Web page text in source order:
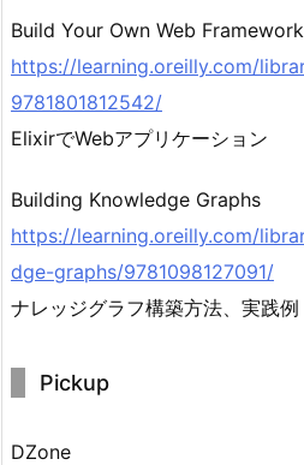
Build Your Own Web
https://learning.oreilly.com/
9781801812542/
ElixirでWebアプリケーション
Building Knowledge Graphs
https://learning.oreilly.com/
dge-graphs/9781098127091/
ナレッジグラフ構築方法、実践例
Pickup
DZone